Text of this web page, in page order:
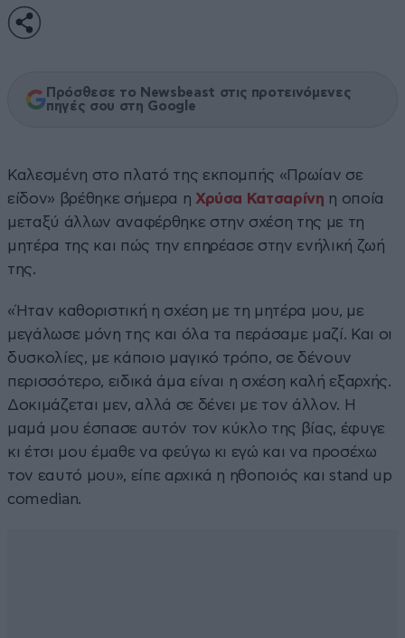
Πρόσθεσε το Newsbeast στις προτεινόμενες
πηγές σου στη Google
Καλεσμένη στο πλατό της εκπομπής «Πρωίαν σε
είδον» βρέθηκε σήμερα η Χρύσα Κατσαρίνη η οποία
μεταξύ άλλων αναφέρθηκε στην σχέση της με τη
μητέρα της και πώς την επηρέασε στην ενήλική ζωή
της.
«Ήταν καθοριστική η σχέση με τη μητέρα μου, με
μεγάλωσε μόνη της και όλα τα περάσαμε μαζί. Και οι
δυσκολίες, με κάποιο μαγικό τρόπο, σε δένουν
περισσότερο, ειδικά άμα είναι η σχέση καλή εξαρχής.
Δοκιμάζεται μεν, αλλά σε δένει με τον άλλον. Η
μαμά μου έσπασε αυτόν τον κύκλο της βίας, έφυγε
κι έτσι μου έμαθε να φεύγω κι εγώ και να προσέχω
τον εαυτό μου», είπε αρχικά η ηθοποιός και stand up
comedian.